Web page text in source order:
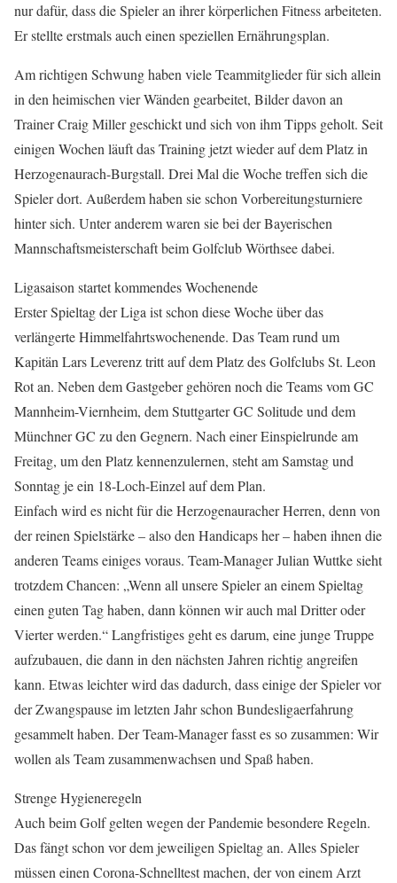
nur dafür, dass die Spieler an ihrer körperlichen Fitness arbeiteten.
Er stellte erstmals auch einen speziellen Ernährungsplan.
Am richtigen Schwung haben viele Teammitglieder für sich allein
in den heimischen vier Wänden gearbeitet, Bilder davon an
Trainer Craig Miller geschickt und sich von ihm Tipps geholt. Seit
einigen Wochen läuft das Training jetzt wieder auf dem Platz in
Herzogenaurach-Burgstall. Drei Mal die Woche treffen sich die
Spieler dort. Außerdem haben sie schon Vorbereitungsturniere
hinter sich. Unter anderem waren sie bei der Bayerischen
Mannschaftsmeisterschaft beim Golfclub Wörthsee dabei.
Ligasaison startet kommendes Wochenende
Erster Spieltag der Liga ist schon diese Woche über das
verlängerte Himmelfahrtswochenende. Das Team rund um
Kapitän Lars Leverenz tritt auf dem Platz des Golfclubs St. Leon
Rot an. Neben dem Gastgeber gehören noch die Teams vom GC
Mannheim-Viernheim, dem Stuttgarter GC Solitude und dem
Münchner GC zu den Gegnern. Nach einer Einspielrunde am
Freitag, um den Platz kennenzulernen, steht am Samstag und
Sonntag je ein 18-Loch-Einzel auf dem Plan.
Einfach wird es nicht für die Herzogenauracher Herren, denn von
der reinen Spielstärke – also den Handicaps her – haben ihnen die
anderen Teams einiges voraus. Team-Manager Julian Wuttke sieht
trotzdem Chancen: „Wenn all unsere Spieler an einem Spieltag
einen guten Tag haben, dann können wir auch mal Dritter oder
Vierter werden.“ Langfristiges geht es darum, eine junge Truppe
aufzubauen, die dann in den nächsten Jahren richtig angreifen
kann. Etwas leichter wird das dadurch, dass einige der Spieler vor
der Zwangspause im letzten Jahr schon Bundesligaerfahrung
gesammelt haben. Der Team-Manager fasst es so zusammen: Wir
wollen als Team zusammenwachsen und Spaß haben.
Strenge Hygieneregeln
Auch beim Golf gelten wegen der Pandemie besondere Regeln.
Das fängt schon vor dem jeweiligen Spieltag an. Alles Spieler
müssen einen Corona-Schnelltest machen, der von einem Arzt